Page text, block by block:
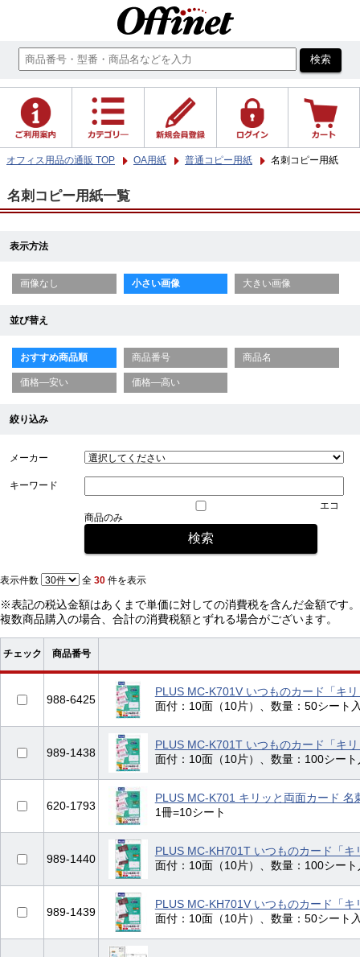
オフィス用品の通販 TOP OA用紙 普通コピー用紙 名刺コピー用紙
名刺コピー用紙一覧
表示方法
画像なし 小さい画像 大きい画像
並び替え
おすすめ商品順 商品番号 商品名
価格—安い 価格—高い
絞り込み
メーカー
キーワード
エコ
商品のみ
表示件数 全 30 件を表示
※表記の税込金額はあくまで単価に対しての消費税を含んだ金額です。
複数商品購入の場合、合計の消費税額とずれる場合がございます。
チェック 商品番号
988-6425
PLUS MC-K701V いつものカード「キ
面付：10面（10片）、数量：50シート
989-1438
PLUS MC-K701T いつものカード「キ
面付：10面（10片）、数量：100シー
620-1793
PLUS MC-K701 キリッと両面カード
1冊=10シート
989-1440
PLUS MC-KH701T いつものカード「
面付：10面（10片）、数量：100シー
989-1439
PLUS MC-KH701V いつものカード「
面付：10面（10片）、数量：50シート